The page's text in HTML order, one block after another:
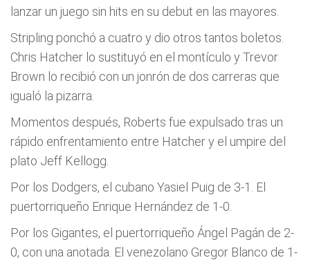
lanzar un juego sin hits en su debut en las mayores.
Stripling ponchó a cuatro y dio otros tantos boletos.
Chris Hatcher lo sustituyó en el montículo y Trevor
Brown lo recibió con un jonrón de dos carreras que
igualó la pizarra.
Momentos después, Roberts fue expulsado tras un
rápido enfrentamiento entre Hatcher y el umpire del
plato Jeff Kellogg.
Por los Dodgers, el cubano Yasiel Puig de 3-1. El
puertorriqueño Enrique Hernández de 1-0.
Por los Gigantes, el puertorriqueño Ángel Pagán de 2-
0, con una anotada. El venezolano Gregor Blanco de 1-